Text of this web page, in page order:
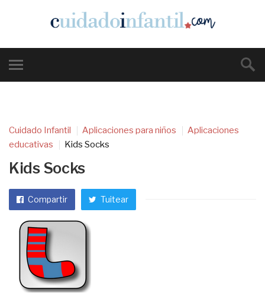
Cuidado Infantil Aplicaciones para niños
Aplicaciones
educativas
Kids Socks
Kids Socks
Compartir Tuitear